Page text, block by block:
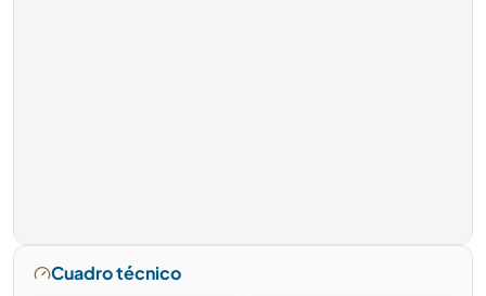
Cuadro técnico